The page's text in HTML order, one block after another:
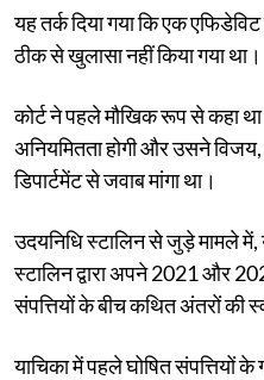
यह तर्क दिया गया कि एक
ठीक से खुलासा नहीं किया गया था।
कोर्ट ने पहले मौखिक रूप से कहा
अनियमितता होगी और उसने
डिपार्टमेंट से जवाब मांगा था।
उदयनिधि स्टालिन से जुड़े मामले में,
स्टालिन द्वारा अपने 2021 और
संपत्तियों के बीच कथित अंतरों की
याचिका में पहले घोषित संपत्तियों